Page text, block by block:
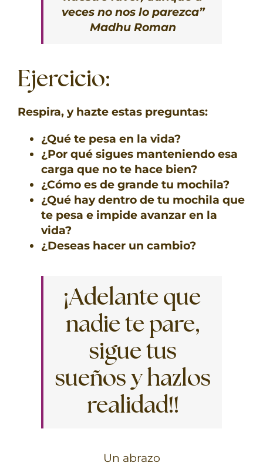
veces no nos lo parezca”
Madhu Roman
Ejercicio:
Respira, y hazte estas preguntas:
¿Qué te pesa en la vida?
¿Por qué sigues manteniendo esa
carga que no te hace bien?
¿Cómo es de grande tu mochila?
¿Qué hay dentro de tu mochila que
te pesa e impide avanzar en la
vida?
¿Deseas hacer un cambio?
¡Adelante que
nadie te pare,
sigue tus
sueños y hazlos
realidad!!
Un abrazo